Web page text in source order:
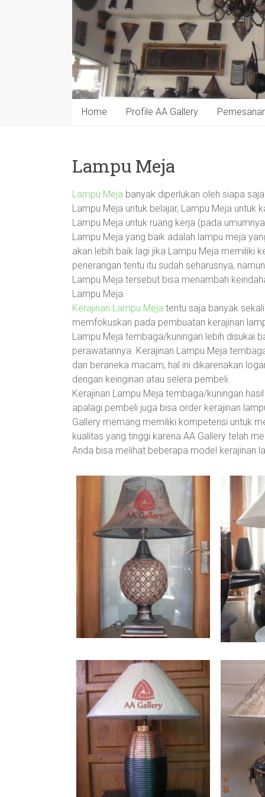
Home Profile AA Gallery
Lampu Meja
Lampu Meja banyak diperlukan oleh siapa
Lampu Meja untuk belajar, Lampu Meja untuk
Lampu Meja untuk ruang kerja (pada
Lampu Meja yang baik adalah lampu meja
akan lebih baik lagi jika Lampu Meja memiliki
penerangan tentu itu sudah seharusnya,
Lampu Meja tersebut bisa menambah
Lampu Meja.
Kerajinan Lampu Meja tentu saja banyak
memfokuskan pada pembuatan kerajinan
Lampu Meja tembaga/kuningan lebih disukai
perawatannya. Kerajinan Lampu Meja
dan beraneka macam, hal ini dikarenakan
dengan keinginan atau selera pembeli.
Kerajinan Lampu Meja tembaga/kuningan
apalagi pembeli juga bisa order kerajinan
Gallery memang memiliki kompetensi untuk
kualitas yang tinggi karena AA Gallery telah
Anda bisa melihat beberapa model kerajinan